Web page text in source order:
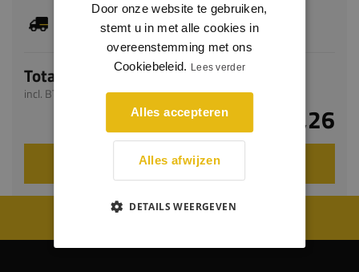
Je hebt gekozen voor maatwerk, de verwachte
levertijd bedraagt 8-10 werkdagen
Totaal
incl. BTW
€ 25,26
VOEG TOE AAN WINKELWAGEN
WIJ WORDEN BEOORDEELD MET EEN 8.8
Door onze website te gebruiken,
stemt u in met alle cookies in
overeenstemming met ons
Cookiebeleid. Lees verder
Alles accepteren
Alles afwijzen
DETAILS WEERGEVEN